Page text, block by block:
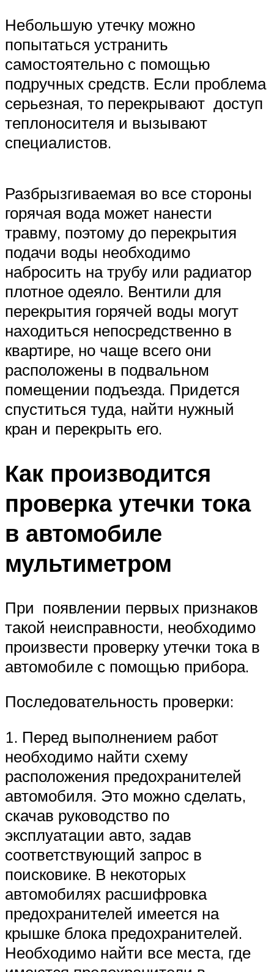
Небольшую утечку можно
попытаться устранить
самостоятельно с помощью
подручных средств. Если проблема
серьезная, то перекрывают доступ
теплоносителя и вызывают
специалистов.
Разбрызгиваемая во все стороны
горячая вода может нанести
травму, поэтому до перекрытия
подачи воды необходимо
набросить на трубу или радиатор
плотное одеяло. Вентили для
перекрытия горячей воды могут
находиться непосредственно в
квартире, но чаще всего они
расположены в подвальном
помещении подъезда. Придется
спуститься туда, найти нужный
кран и перекрыть его.
Как производится
проверка утечки тока
в автомобиле
мультиметром
При появлении первых признаков
такой неисправности, необходимо
произвести проверку утечки тока в
автомобиле с помощью прибора.
Последовательность проверки:
1. Перед выполнением работ
необходимо найти схему
расположения предохранителей
автомобиля. Это можно сделать,
скачав руководство по
эксплуатации авто, задав
соответствующий запрос в
поисковике. В некоторых
автомобилях расшифровка
предохранителей имеется на
крышке блока предохранителей.
Необходимо найти все места, где